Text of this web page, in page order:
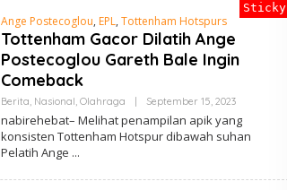
Ange Postecoglou, EPL, Tottenham Hotspurs
Tottenham Gacor Dilatih Ange
Postecoglou Gareth Bale Ingin
Comeback
Berita, Nasional, Olahraga September 15, 2023By
nabirehebat– Melihat penampilan apik yang
konsisten Tottenham Hotspur dibawah suhan
Pelatih Ange
Sticky